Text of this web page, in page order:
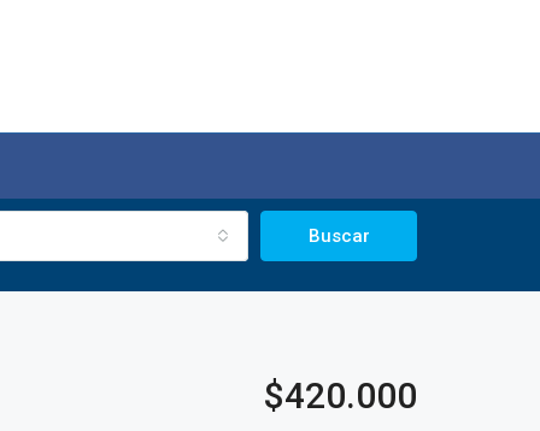
Buscar
$420.000